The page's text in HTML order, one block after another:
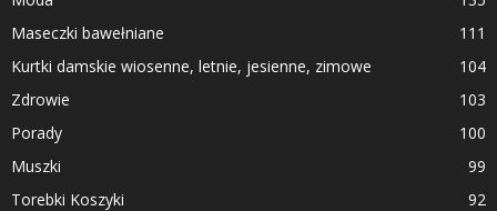
Maseczki bawełniane
111
Kurtki damskie wiosenne, letnie, jesienne, zimowe
104
Zdrowie
103
Porady
100
Muszki
99
Torebki Koszyki
92